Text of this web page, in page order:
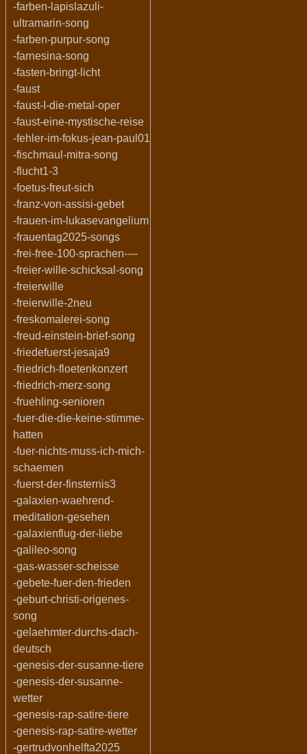
-farben-lapislazuli-
ultramarin-song
-farben-purpur-song
-farnesina-song
-fasten-bringt-licht
-faust
-faust-I-die-metal-oper
-faust-eine-mystische-reise
-fehler-im-fokus-jean-paul01
-fischmaul-mitra-song
-flucht1-3
-foetus-freut-sich
-franz-von-assisi-gebet
-frauen-im-lukasevangelium
-frauentag2025-songs
-frei-free-100-sprachen----
-freier-wille-schicksal-song
-freierwille
-freierwille-2neu
-freskomalerei-song
-freud-einstein-brief-song
-friedefuerst-jesaja9
-friedrich-floetenkonzert
-friedrich-merz-song
-fruehling-senioren
-fuer-die-die-keine-stimme-
hatten
-fuer-nichts-muss-ich-mich-
schaemen
-fuerst-der-finsternis3
-galaxien-waehrend-
meditation-gesehen
-galaxienflug-der-liebe
-galileo-song
-gas-wasser-scheisse
-gebete-fuer-den-frieden
-geburt-christi-origenes-
song
-gelaehmter-durchs-dach-
deutsch
-genesis-der-susanne-tiere
-genesis-der-susanne-
wetter
-genesis-rap-satire-tiere
-genesis-rap-satire-wetter
-gertrudvonhelfta2025